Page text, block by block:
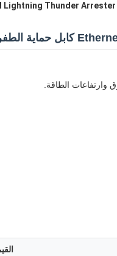
Lightning Thunder Arrester